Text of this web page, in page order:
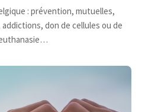
: prévention, mutuelles,
don de cellules ou de